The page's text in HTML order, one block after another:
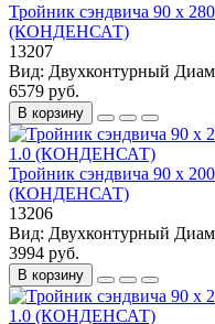
Тройник сэндвича 90 х
(КОНДЕНСАТ)
13207
Вид: Двухконтурный
6579 руб.
В корзину
Тройник сэндвича 90 х
(КОНДЕНСАТ)
13206
Вид: Двухконтурный
3994 руб.
В корзину